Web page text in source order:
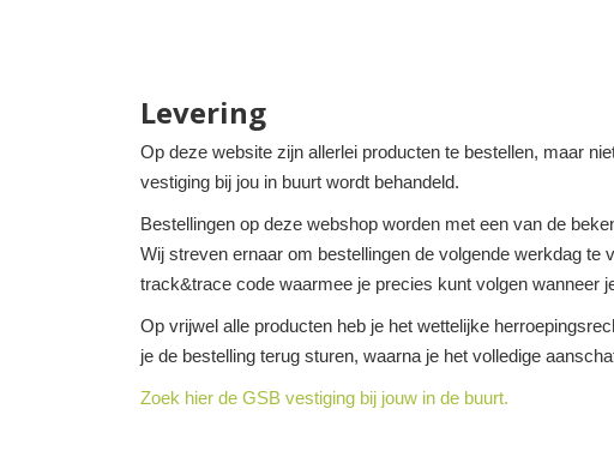
Levering
Op deze website zijn allerlei producten te bestellen, maar
vestiging bij jou in buurt wordt behandeld.
Bestellingen op deze webshop worden met een van de
Wij streven ernaar om bestellingen de volgende werkdag
track&trace code waarmee je precies kunt volgen wanneer
Op vrijwel alle producten heb je het wettelijke
je de bestelling terug sturen, waarna je het volledige
Zoek hier de GSB vestiging bij jouw in de buurt.